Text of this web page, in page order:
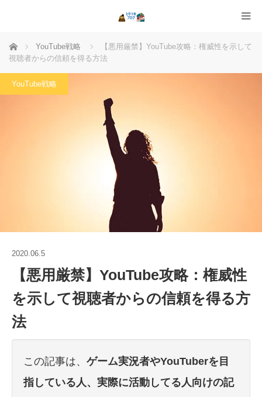
ホーム YouTube戦略
【悪用厳禁】YouTube攻略：権威性を示して
視聴者からの信頼を得る方法
YouTube戦略
2020.06.5
【悪用厳禁】YouTube攻略：権威性
を示して視聴者からの信頼を得る方
法
この記事は、 ゲーム実況者やYouTuberを目
指している人、実際に活動してる人向けの記